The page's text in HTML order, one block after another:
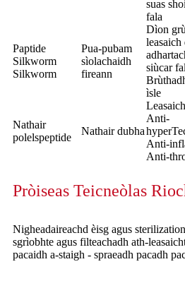
suas
fala
Paptide
Silkworm
Silkworm
Pua-pubam
sìolachaidh
fireann
Dìon
leasaich
siùcar
ìsle
Nathair
polelspeptide
Nathair dubha
Anti-
Anti-
Anti-
Pròiseas Teicneòlas
Nigheadaireachd èisg agus
sgrìobhte agus filteachadh ath-
pacaidh a-staigh - spraeadh pacadh